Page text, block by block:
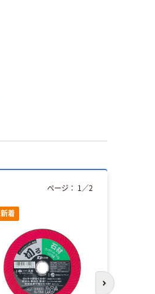
新着
ページ： 1 ／2
次のスライド